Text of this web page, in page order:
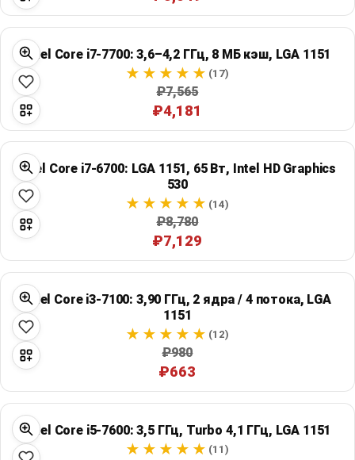
Intel Core i7-7700: 3,6–4,2 ГГц, 8 МБ кэш, LGA 1151
(17)
₽7,565
₽4,181
Intel Core i7-6700: LGA 1151, 65 Вт, Intel HD Graphics
530
(14)
₽8,780
₽7,129
Intel Core i3-7100: 3,90 ГГц, 2 ядра / 4 потока, LGA
1151
(12)
₽980
₽663
Intel Core i5-7600: 3,5 ГГц, Turbo 4,1 ГГц, LGA 1151
(11)